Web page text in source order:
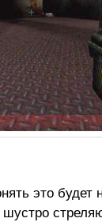
это будет
шустро